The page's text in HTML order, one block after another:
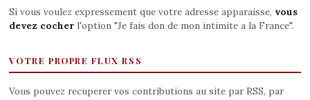
Si vous voulez expressement que votre adresse apparaisse, vous
devez cocherl'option "Je fais don de mon intimite a la France".
VOTRE PROPRE FLUX RSS
Vous pouvez recuperer vos contributions au site par RSS, par